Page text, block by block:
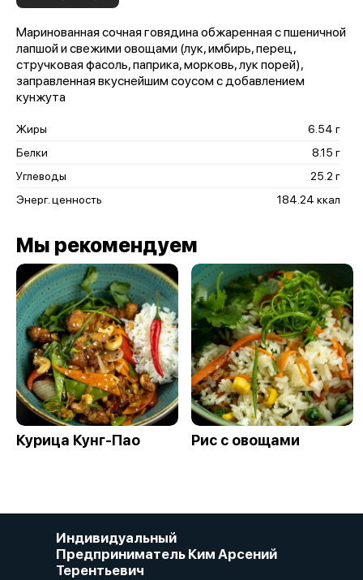
Маринованная сочная говядина обжаренная с пшеничной
лапшой и свежими овощами (лук, имбирь, перец,
стручковая фасоль, паприка, морковь, лук порей),
заправленная вкуснейшим соусом с добавлением
кунжута
Жиры
6.54 г
Белки
8.15 г
Углеводы
25.2 г
Энерг. ценность
184.24 ккал
Мы рекомендуем
Курица Кунг-Пао Рис с овощами
Индивидуальный
Предприниматель Ким Арсений
Терентьевич